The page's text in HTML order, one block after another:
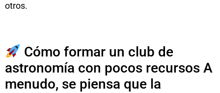
otros.
Cómo formar un club de
astronomía con pocos recursos A
menudo, se piensa que la